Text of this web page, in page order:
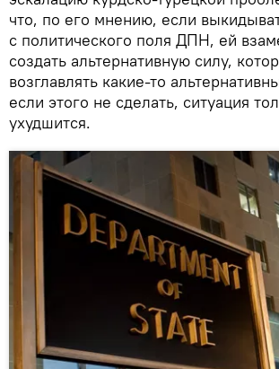
что, по его мнению, если
с политического поля ДПН, ей
создать альтернативную силу,
возглавлять какие-то
если этого не сделать, ситуация
ухудшится.